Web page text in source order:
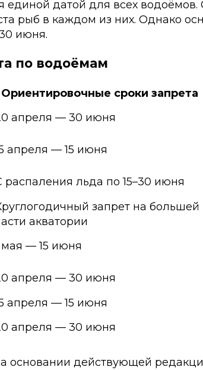
единой датой для всех
рыб в каждом из них. Однако
июня.
по водоёмам
Ориентировочные сроки запрета
апреля — 30 июня
апреля — 15 июня
распаления льда по 15–30 июня
запрет на большей
акватории
мая — 15 июня
апреля — 30 июня
апреля — 15 июня
апреля — 30 июня
основании действующей